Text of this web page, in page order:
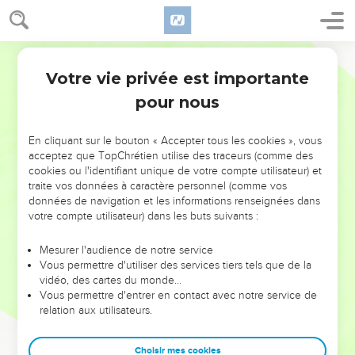
NE MANQUEZ PAS L’ÉVÉNEMENT
DE L’ANNÉE !
ET SI LEURS ERREURS POUVAIENT VOUS ÉVITER LES
VOTRES ?
leur foi ou leur vision. Mais on voit moins les doutes, les erreurs
et les saisons difficiles qu'ils ont traversés, alors même que ce
sont elles qui les ont façonnés.
Dans cette conférence, leaders, entrepreneurs, et responsables
clés pour avancer avec plus de sagesse afin que leurs erreurs
Votre vie privée est importante
pour nous
En cliquant sur le bouton « Accepter tous les cookies », vous
acceptez que TopChrétien utilise des traceurs (comme des
cookies ou l'identifiant unique de votre compte utilisateur) et
traite vos données à caractère personnel (comme vos
données de navigation et les informations renseignées dans
votre compte utilisateur) dans les buts suivants :
Mesurer l'audience de notre service
Vous permettre d'utiliser des services tiers tels que de la
vidéo, des cartes du monde…
Vous permettre d'entrer en contact avec notre service de
relation aux utilisateurs.
Choisir mes cookies